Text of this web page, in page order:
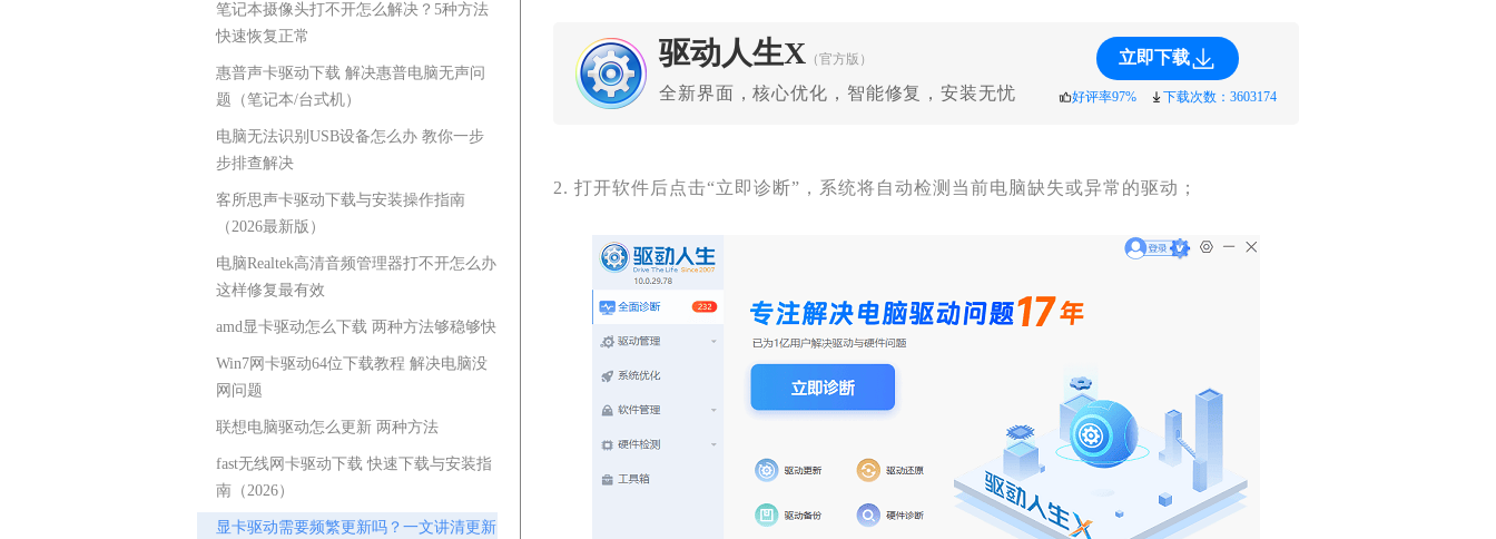
笔记本摄像头打不开怎么解决？5种方法
快速恢复正常
惠普声卡驱动下载 解决惠普电脑无声问
题（笔记本/台式机）
电脑无法识别USB设备怎么办 教你一步
步排查解决
客所思声卡驱动下载与安装操作指南
（2026最新版）
电脑Realtek高清音频管理器打不开怎么办
这样修复最有效
amd显卡驱动怎么下载 两种方法够稳够快
Win7网卡驱动64位下载教程 解决电脑没
网问题
联想电脑驱动怎么更新 两种方法
fast无线网卡驱动下载 快速下载与安装指
南（2026）
显卡驱动需要频繁更新吗？一文讲清更新
驱动人生X （官方版）
全新界面，核心优化，智能修复，安装无忧
立即下载
好评率97% 下载次数：3603174
2. 打开软件后点击“立即诊断”，系统将自动检测当前电脑缺失或异常的驱动；